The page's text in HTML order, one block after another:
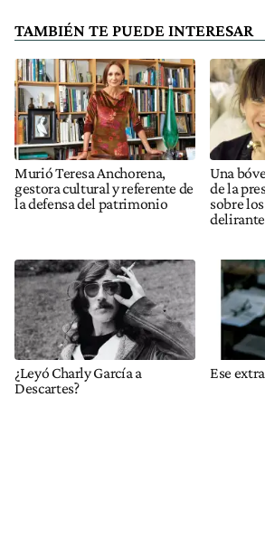
TAMBIÉN TE PUEDE INTERESAR
Murió Teresa Anchorena,
gestora cultural y referente de
la defensa del patrimonio
Una
de la
sobre
¿Leyó Charly García a
Descartes?
Ese